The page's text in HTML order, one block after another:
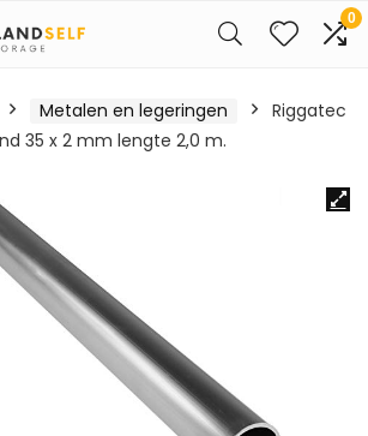
0
Metalen en legeringen
Riggatec
35 x 2 mm lengte 2,0 m.